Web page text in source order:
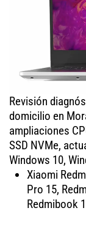
Revisión
domicilio en
ampliaciones
SSD NVMe,
Windows 10,
Xiaomi
Pro 15,
Redmibook